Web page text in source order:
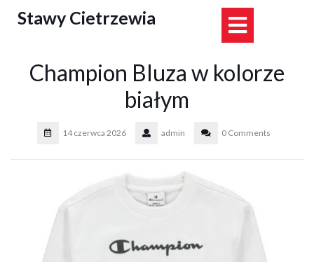
Stawy Cietrzewia
Champion Bluza w kolorze
białym
14 czerwca 2026 admin 0 Comments